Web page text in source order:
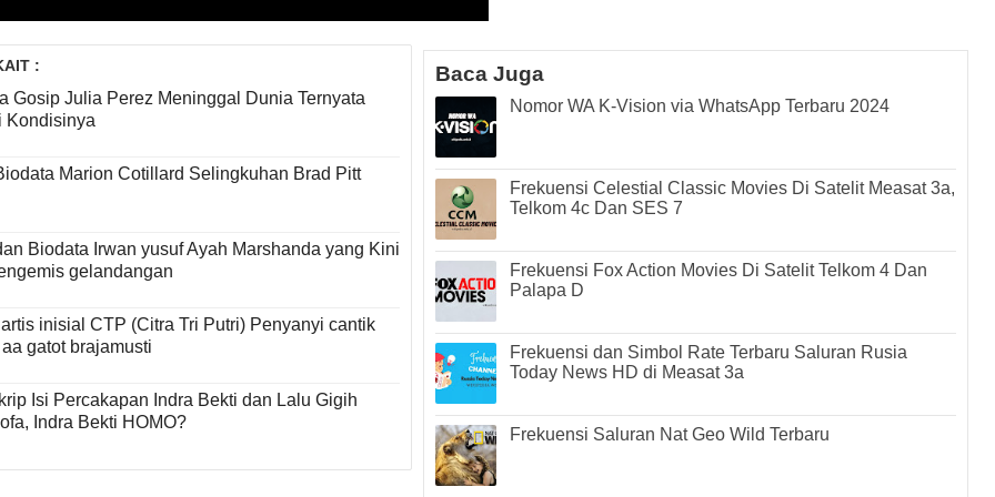
:
Gosip Julia Perez Meninggal Dunia Ternyata
Kondisinya
Marion Cotillard Selingkuhan Brad Pitt
Biodata Irwan yusuf Ayah Marshanda yang Kini
gelandangan
inisial CTP (Citra Tri Putri) Penyanyi cantik
gatot brajamusti
Isi Percakapan Indra Bekti dan Lalu Gigih
Indra Bekti HOMO?
Baca Juga
Nomor WA K-Vision via WhatsApp Terbaru 2024
Frekuensi Celestial Classic Movies Di Satelit Measat 3a,
Telkom 4c Dan SES 7
Frekuensi Fox Action Movies Di Satelit Telkom 4 Dan
Palapa D
Frekuensi dan Simbol Rate Terbaru Saluran Rusia
Today News HD di Measat 3a
Frekuensi Saluran Nat Geo Wild Terbaru